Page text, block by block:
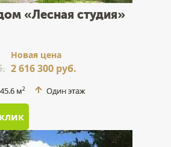
«Лесная студия»
Новая цена
2 616 300 руб.
45.6 м2 Один этаж